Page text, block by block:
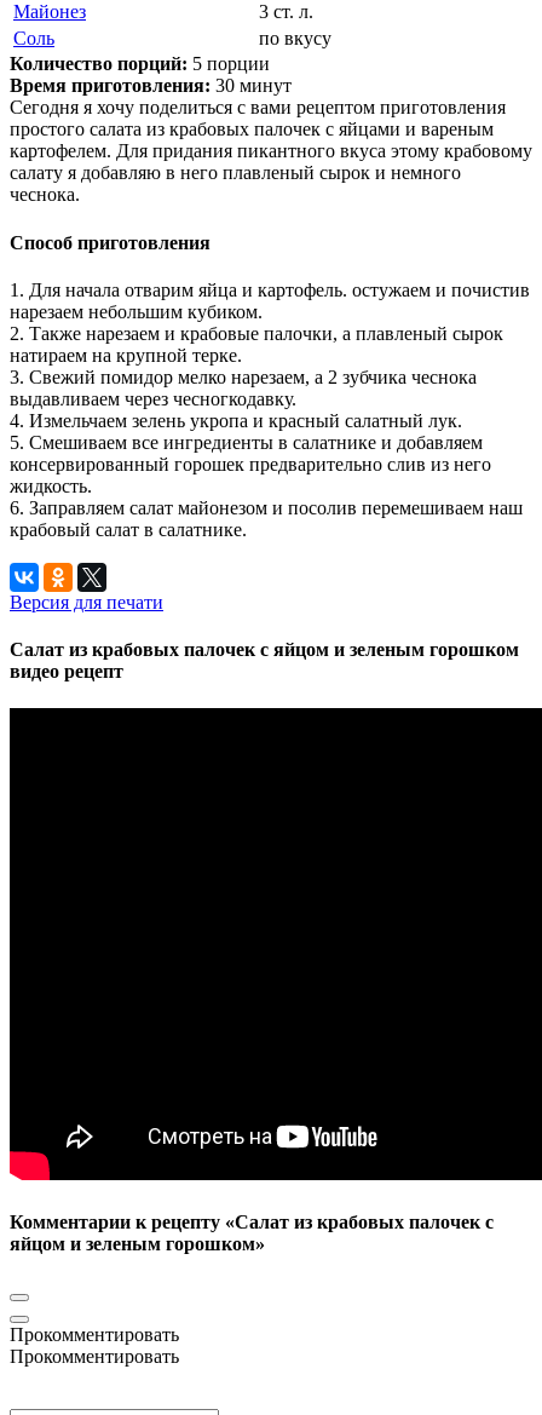
Майонез
3 ст. л.
Соль
по вкусу
Количество порций: 5 порции
Время приготовления: 30 минут
Сегодня я хочу поделиться с вами рецептом приготовления
простого салата из крабовых палочек с яйцами и вареным
картофелем. Для придания пикантного вкуса этому крабовому
салату я добавляю в него плавленый сырок и немного
чеснока.
Способ приготовления
1. Для начала отварим яйца и картофель. остужаем и почистив
нарезаем небольшим кубиком.
2. Также нарезаем и крабовые палочки, а плавленый сырок
натираем на крупной терке.
3. Свежий помидор мелко нарезаем, а 2 зубчика чеснока
выдавливаем через чесногкодавку.
4. Измельчаем зелень укропа и красный салатный лук.
5. Смешиваем все ингредиенты в салатнике и добавляем
консервированный горошек предварительно слив из него
жидкость.
6. Заправляем салат майонезом и посолив перемешиваем наш
крабовый салат в салатнике.
Версия для печати
Салат из крабовых палочек с яйцом и зеленым горошком
видео рецепт
Комментарии к рецепту «Салат из крабовых палочек с
яйцом и зеленым горошком»
Прокомментировать
Прокомментировать